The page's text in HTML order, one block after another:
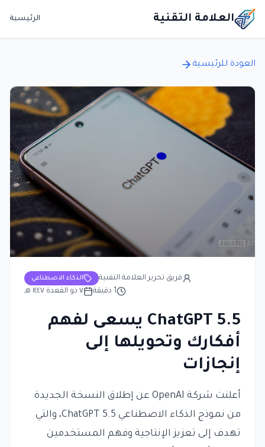
العلامة التقنية الرئيسية
العودة للرئيسية
الذكاء الاصطناعي
فريق تحرير العلامة التقنية
٧ ذو القعدة ١٤٤٧ هـ
1 دقيقة
ChatGPT 5.5 يسعى لفهم
أفكارك وتحويلها إلى
إنجازات
أعلنت شركة OpenAI عن إطلاق النسخة الجديدة
من نموذج الذكاء الاصطناعي ChatGPT 5.5، والتي
تهدف إلى تعزيز الإنتاجية وفهم المستخدمين